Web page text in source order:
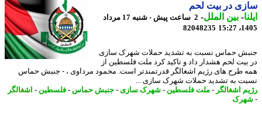
در بیت لحم
-بین الملل-
2 ساعت پیش - شنبه 17 مرداد
82048235
حماس نسبت به تشدید حملات شهرک سازی
لحم هشدار داد و تاکید کرد ملت فلسطین از
طرح های رژیم اشغالگر قدرتمندتر است. محمود مرداوی ، - جنبش حماس
به تشدید حملات شهرک سازی ...
اشغالگر-ملت فلسطین-شهرک سازی- جنبش حماس-فلسطین-اشغالگر